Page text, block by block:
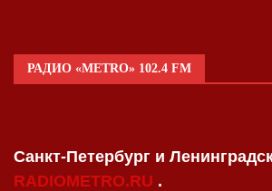
РАДИО «METRO» 102.4 FM
Санкт-Петербург и
RADIOMETRO.RU .